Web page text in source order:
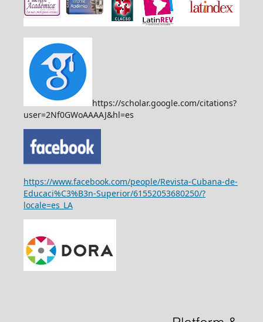
https://scholar.google.com/citations?
user=2Nf0GWoAAAAJ&hl=es
https://www.facebook.com/people/Revista-Cubana-de-
Educaci%C3%B3n-Superior/61552053680250/?
locale=es_LA